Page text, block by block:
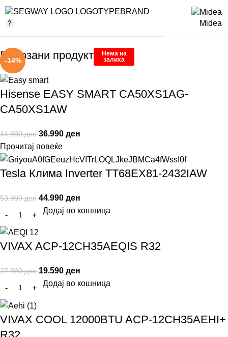
BRAND
Midea
Поврзани продукти
Нема на
залиха
-18%
Hisense EASY SMART CA50XS1AG-
CA50XS1AW
44.990ден 36.990 ден
Прочитај повеќе
-17%
Tesla Клима Inverter TT68EX81-2432IAW
53.990ден 44.990 ден
Додај во кошница
-30%
VIVAX ACP-12CH35AEQIS R32
27.990ден 19.590 ден
Додај во кошница
-20%
VIVAX COOL 12000BTU ACP-12CH35AEHI+
-19%
-15%
-14%